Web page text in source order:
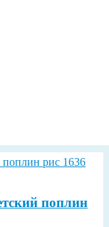
поплин